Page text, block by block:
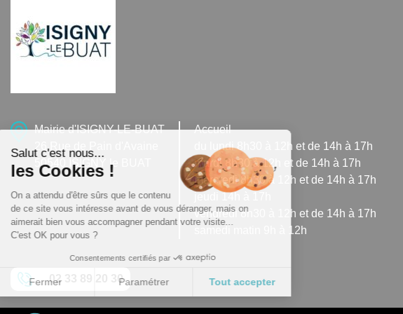
Mairie d'ISIGNY-LE-BUAT
26 Rue de Pain d'Avaine
50540 ISIGNY le BUAT
Accueil
du lundi 8h30 à 12h et de 14h à 17h
mardi 8h30 à 12h et de 14h à 17h
mercredi 8h30 à 12h et de 14h à 17h
jeudi 14h à 17h
vendredi 8h30 à 12h et de 14h à 17h
samedi matin 9h à 12h
02 33 89 20 30
Salut c'est nous...
les Cookies !
On a attendu d'être sûrs que le contenu
de ce site vous intéresse avant de vous déranger, mais on
aimerait bien vous accompagner pendant votre visite...
C'est OK pour vous ?
Consentements certifiés par
Fermer Paramétrer Tout accepter
Plateforme de Gestion du Consentement : Personnalisez vos Options